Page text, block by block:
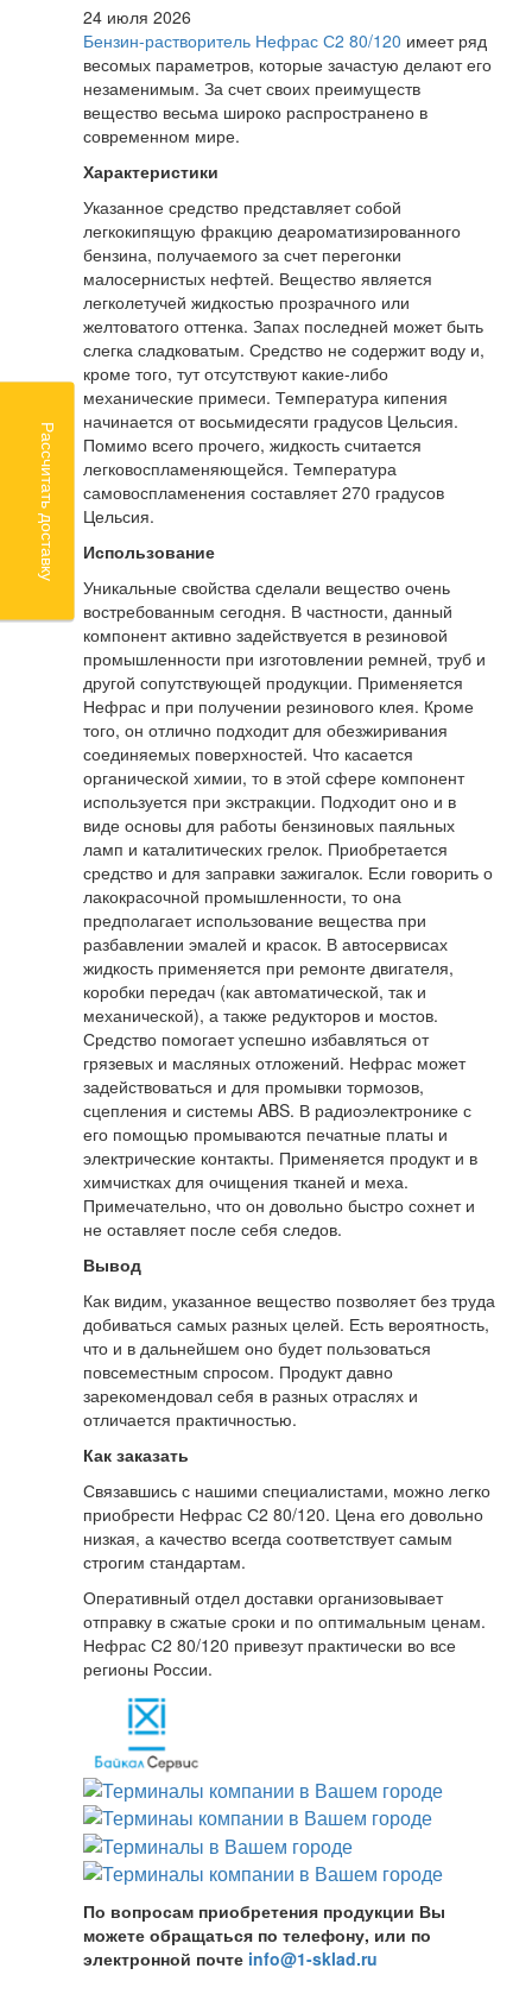
24 июля 2026
Бензин-растворитель Нефрас С2 80/120 имеет ряд
весомых параметров, которые зачастую делают его
незаменимым. За счет своих преимуществ
вещество весьма широко распространено в
современном мире.
Характеристики
Указанное средство представляет собой
легкокипящую фракцию деароматизированного
бензина, получаемого за счет перегонки
малосернистых нефтей. Вещество является
легколетучей жидкостью прозрачного или
желтоватого оттенка. Запах последней может быть
слегка сладковатым. Средство не содержит воду и,
кроме того, тут отсутствуют какие-либо
механические примеси. Температура кипения
начинается от восьмидесяти градусов Цельсия.
Помимо всего прочего, жидкость считается
легковоспламеняющейся. Температура
самовоспламенения составляет 270 градусов
Цельсия.
Использование
Уникальные свойства сделали вещество очень
востребованным сегодня. В частности, данный
компонент активно задействуется в резиновой
промышленности при изготовлении ремней, труб и
другой сопутствующей продукции. Применяется
Нефрас и при получении резинового клея. Кроме
того, он отлично подходит для обезжиривания
соединяемых поверхностей. Что касается
органической химии, то в этой сфере компонент
используется при экстракции. Подходит оно и в
виде основы для работы бензиновых паяльных
ламп и каталитических грелок. Приобретается
средство и для заправки зажигалок. Если говорить о
лакокрасочной промышленности, то она
предполагает использование вещества при
разбавлении эмалей и красок. В автосервисах
жидкость применяется при ремонте двигателя,
коробки передач (как автоматической, так и
механической), а также редукторов и мостов.
Средство помогает успешно избавляться от
грязевых и масляных отложений. Нефрас может
задействоваться и для промывки тормозов,
сцепления и системы ABS. В радиоэлектронике с
его помощью промываются печатные платы и
электрические контакты. Применяется продукт и в
химчистках для очищения тканей и меха.
Примечательно, что он довольно быстро сохнет и
не оставляет после себя следов.
Вывод
Как видим, указанное вещество позволяет без труда
добиваться самых разных целей. Есть вероятность,
что и в дальнейшем оно будет пользоваться
повсеместным спросом. Продукт давно
зарекомендовал себя в разных отраслях и
отличается практичностью.
Как заказать
Связавшись с нашими специалистами, можно легко
приобрести Нефрас С2 80/120. Цена его довольно
низкая, а качество всегда соответствует самым
строгим стандартам.
Оперативный отдел доставки организовывает
отправку в сжатые сроки и по оптимальным ценам.
Нефрас С2 80/120 привезут практически во все
регионы России.
По вопросам приобретения продукции Вы
можете обращаться по телефону, или по
электронной почте info@1-sklad.ru
Рассчитать доставку